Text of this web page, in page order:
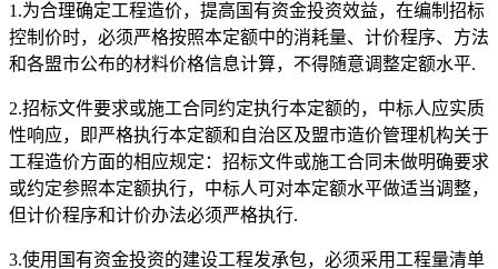
1.为合理确定工程造价，提高国有资金投资效益，在编制招标
控制价时，必须严格按照本定额中的消耗量、计价程序、方法
和各盟市公布的材料价格信息计算，不得随意调整定额水平.
2.招标文件要求或施工合同约定执行本定额的，中标人应实质
性响应，即严格执行本定额和自治区及盟市造价管理机构关于
工程造价方面的相应规定：招标文件或施工合同未做明确要求
或约定参照本定额执行，中标人可对本定额水平做适当调整，
但计价程序和计价办法必须严格执行.
3.使用国有资金投资的建设工程发承包，必须采用工程量清单